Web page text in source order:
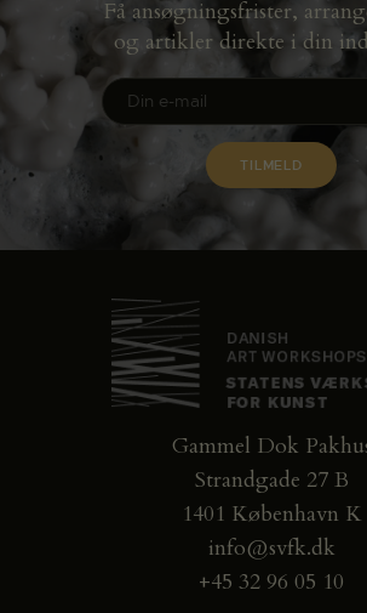
Få ansøgningsfrister,
og artikler direkte i din
Gammel Dok
Strandgade 27 B
1401 København K
info@svfk.dk
+45 32 96 05 10